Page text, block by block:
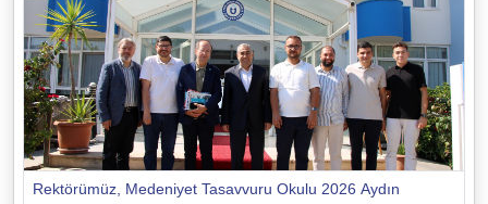
Rektörümüz, Medeniyet Tasavvuru Okulu 2026 Aydın